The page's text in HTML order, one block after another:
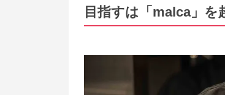
目指すは「malca」を